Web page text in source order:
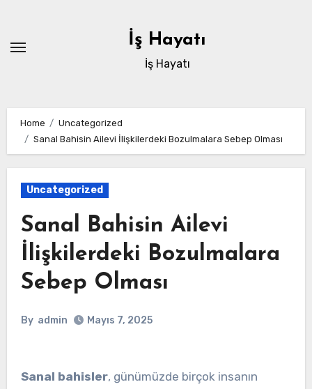
content
İş Hayatı
İş Hayatı
Home
Uncategorized
Sanal Bahisin Ailevi İlişkilerdeki Bozulmalara Sebep Olması
Uncategorized
Sanal Bahisin Ailevi
İlişkilerdeki Bozulmalara
Sebep Olması
By admin Mayıs 7, 2025
Sanal bahisler, günümüzde birçok insanın